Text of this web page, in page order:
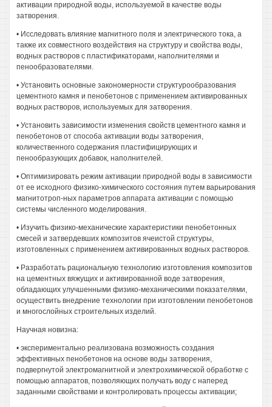
активации природной воды, используемой в качестве воды
затворения.
• Исследовать влияние магнитного поля и электрического тока, а
также их совместного воздействия на структуру и свойства воды,
водных растворов с пластификаторами, наполнителями и
пенообразователями.
• Установить основные закономерности структурообразования
цементного камня и пенобетонов с применением активированных
водных растворов, используемых для затворения.
• Установить зависимости изменения свойств цементного камня и
пенобетонов от способа активации воды затворения,
количественного содержания пластифицирующих и
пенообразующих добавок, наполнителей.
• Оптимизировать режим активации природной воды в зависимости
от ее исходного физико-химического состояния путем варьирования
магнитотроп-ных параметров аппарата активации с помощью
системы численного моделирования.
• Изучить физико-механические характеристики пенобетонных
смесей и затвердевших композитов ячеистой структуры,
изготовленных с применением активированных водных растворов.
• Разработать рациональную технологию изготовления композитов
на цементных вяжущих и активированной воде затворения,
обладающих улучшенными физико-механическими показателями,
осуществить внедрение технологии при изготовлении пенобетонов
и многослойных строительных изделий.
Научная новизна:
• экспериментально реализована возможность создания
эффективных пенобетонов на основе воды затворения,
подвергнутой электромагнитной и электрохимической обработке с
помощью аппаратов, позволяющих получать воду с наперед
заданными свойствами и контролировать процессы активации;